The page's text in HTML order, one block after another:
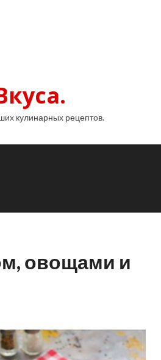
кулинарных рецептов.
овощами и